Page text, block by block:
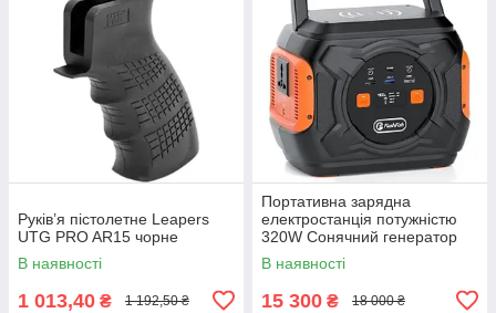
Руків’я пістолетне Leapers
UTG PRO AR15 чорне
В наявності
1 013,40 ₴ 1 192,50 ₴
Портативна зарядна
електростанція потужністю
320W Сонячний генератор
FlashFish місткістю 292Wh
800000mAh
В наявності
15 300 ₴ 18 000 ₴